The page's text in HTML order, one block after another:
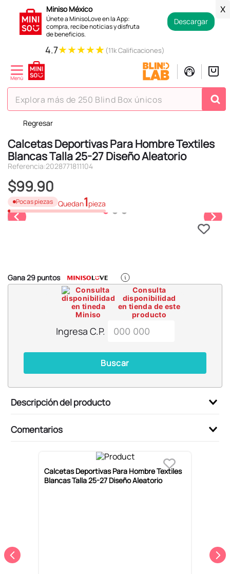
Miniso México
Únete a MinisoLove en la App:
compra, recibe noticias y disfruta
de beneficios.
Descargar
X
4.7★★★★★ (11k Calificaciones)
Explora más de 250 Blind Box únicos
Regresar
Calcetas Deportivas Para Hombre Textiles
Blancas Talla 25-27 Diseño Aleatorio
Referencia:2028771811104
$99.90
Pocas piezas Quedan1pieza
Gana29 puntos
Consulta
disponibilidad
en tienda de este
producto
Ingresa C.P.
Buscar
Descripción del producto
Comentarios
Calcetas Deportivas Para Hombre Textiles
Blancas Talla 25-27 Diseño Aleatorio
TÉRMINOS MÁS BUSCADOS
1.
hello kitty
2.
spiderman
3
peluche
4.
osito cariñosito
5.
llaveros
9.
chiikawas